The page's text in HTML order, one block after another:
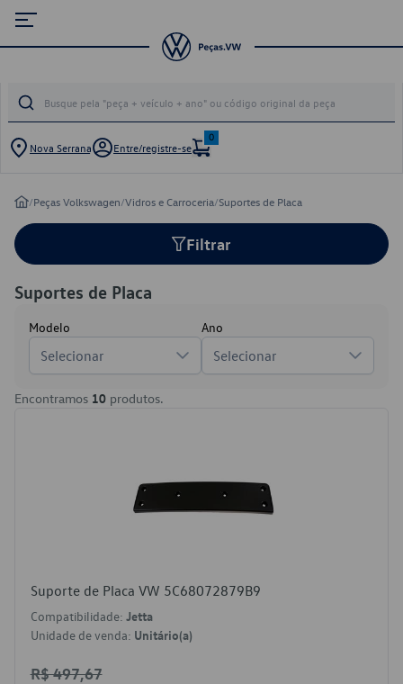
Nova Serrana Entre/registre-se
0
/Peças Volkswagen/Vidros e Carroceria/Suportes de Placa
Filtrar
Suportes de Placa
Modelo
Selecionar
Ano
Selecionar
Encontramos 10 produtos.
Suporte de Placa VW 5C68072879B9
Compatibilidade: Jetta
Unidade de venda: Unitário(a)
R$ 497,67